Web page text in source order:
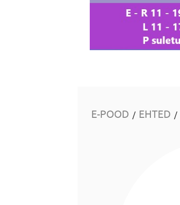
E-POOD / EHTED /